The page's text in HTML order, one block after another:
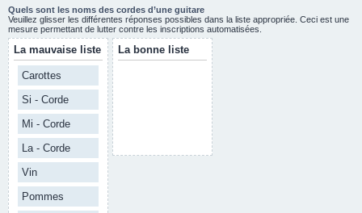
Quels sont les noms des cordes d’une guitare
Veuillez glisser les différentes réponses possibles dans la liste appropriée. Ceci est une
mesure permettant de lutter contre les inscriptions automatisées.
La mauvaise liste
Carottes
Si - Corde
Mi - Corde
La - Corde
Vin
Pommes
La bonne liste